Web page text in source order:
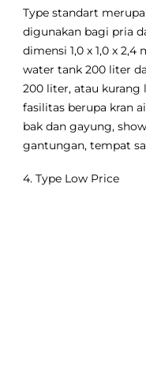
Type standart
digunakan bagi pria
dimensi 1,0 x 1,0 x
water tank 200 liter
200 liter, atau kurang
fasilitas berupa kran
bak dan gayung,
gantungan, tempat
4. Type Low Price